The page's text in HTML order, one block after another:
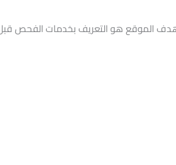
الموقع هو التعريف بخدمات الفحص